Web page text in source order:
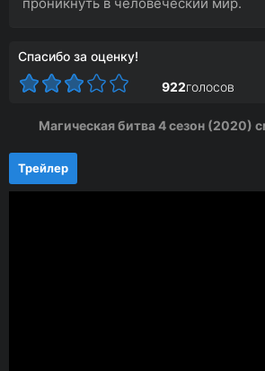
Спасибо за оценку!
922голосов
Магическая битва 4 сезон (2020)
Трейлер